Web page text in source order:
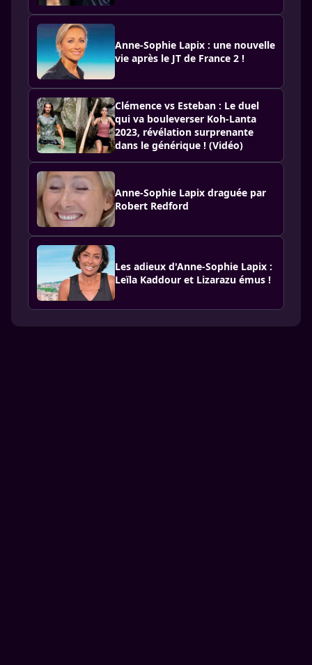
Anne-Sophie Lapix : une nouvelle
vie après le JT de France 2 !
Clémence vs Esteban : Le duel
qui va bouleverser Koh-Lanta
2023, révélation surprenante
dans le générique ! (Vidéo)
Anne-Sophie Lapix draguée par
Robert Redford
Les adieux d'Anne-Sophie Lapix :
Leïla Kaddour et Lizarazu émus !